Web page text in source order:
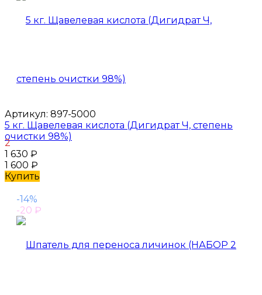
Артикул: 897-5000
5 кг. Щавелевая кислота (Дигидрат Ч, степень
очистки 98%)
2
1 630 ₽
1 600 ₽
Купить
-14%
-20 ₽